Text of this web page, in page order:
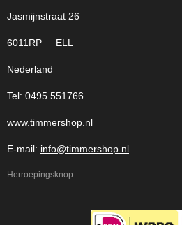
Jasmijnstraat 26
6011RP ELL
Nederland
Tel: 0495 551766
www.timmershop.nl
E-mail: info@timmershop.nl
Herroepingsknop